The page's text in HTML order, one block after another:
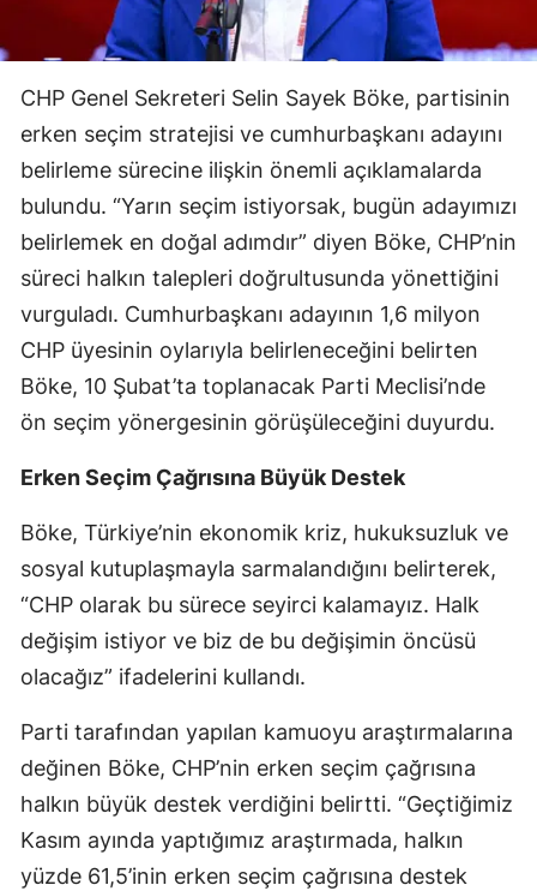
CHP Genel Sekreteri Selin Sayek Böke, partisinin
erken seçim stratejisi ve cumhurbaşkanı adayını
belirleme sürecine ilişkin önemli açıklamalarda
bulundu. “Yarın seçim istiyorsak, bugün adayımızı
belirlemek en doğal adımdır” diyen Böke, CHP’nin
süreci halkın talepleri doğrultusunda yönettiğini
vurguladı. Cumhurbaşkanı adayının 1,6 milyon
CHP üyesinin oylarıyla belirleneceğini belirten
Böke, 10 Şubat’ta toplanacak Parti Meclisi’nde
ön seçim yönergesinin görüşüleceğini duyurdu.
Erken Seçim Çağrısına Büyük Destek
Böke, Türkiye’nin ekonomik kriz, hukuksuzluk ve
sosyal kutuplaşmayla sarmalandığını belirterek,
“CHP olarak bu sürece seyirci kalamayız. Halk
değişim istiyor ve biz de bu değişimin öncüsü
olacağız” ifadelerini kullandı.
Parti tarafından yapılan kamuoyu araştırmalarına
değinen Böke, CHP’nin erken seçim çağrısına
halkın büyük destek verdiğini belirtti. “Geçtiğimiz
Kasım ayında yaptığımız araştırmada, halkın
yüzde 61,5’inin erken seçim çağrısına destek